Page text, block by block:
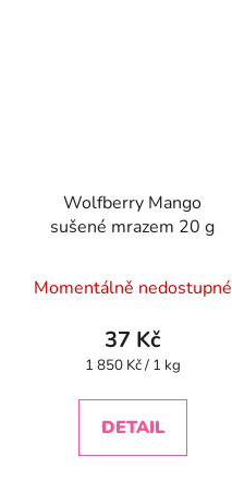
Wolfberry Mango
sušené mrazem 20 g
Momentálně nedostupné
37 Kč
Měrná
1 850 Kč / 1 kg
DETAIL